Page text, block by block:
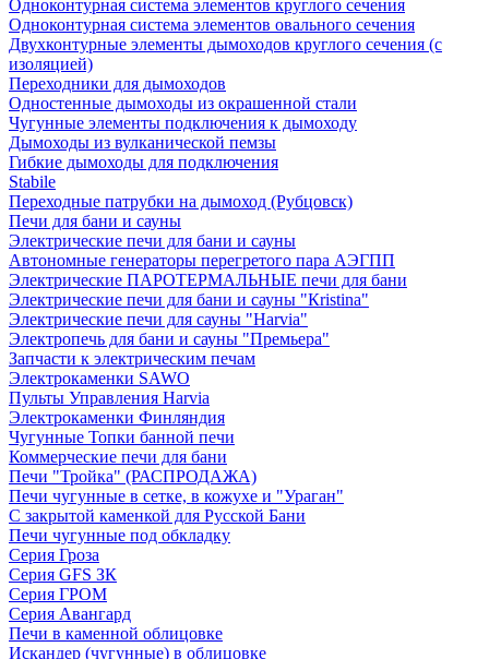
Одноконтурная система элементов круглого сечения
Одноконтурная система элементов овального сечения
Двухконтурные элементы дымоходов круглого сечения (с
изоляцией)
Переходники для дымоходов
Одностенные дымоходы из окрашенной стали
Чугунные элементы подключения к дымоходу
Дымоходы из вулканической пемзы
Гибкие дымоходы для подключения
Stabile
Переходные патрубки на дымоход (Рубцовск)
Печи для бани и сауны
Электрические печи для бани и сауны
Автономные генераторы перегретого пара АЭГПП
Электрические ПАРОТЕРМАЛЬНЫЕ печи для бани
Электрические печи для бани и сауны "Кristina"
Электрические печи для сауны "Harvia"
Электропечь для бани и сауны "Премьера"
Запчасти к электрическим печам
Электрокаменки SAWO
Пульты Управления Harvia
Электрокаменки Финляндия
Чугунные Топки банной печи
Коммерческие печи для бани
Печи "Тройка" (РАСПРОДАЖА)
Печи чугунные в сетке, в кожухе и "Ураган"
С закрытой каменкой для Русской Бани
Печи чугунные под обкладку
Серия Гроза
Серия GFS ЗК
Серия ГРОМ
Серия Авангард
Печи в каменной облицовке
Искандер (чугунные) в облицовке